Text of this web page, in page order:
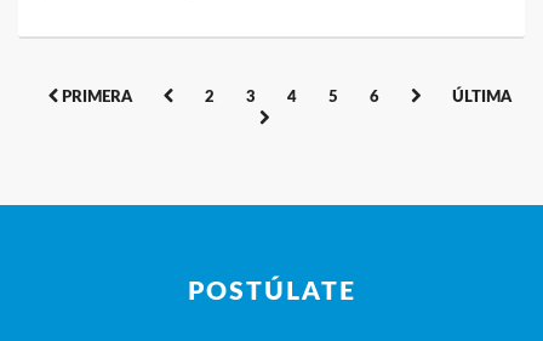
PRIMERA 2 3 4 5 6 ÚLTIMA
POSTÚLATE